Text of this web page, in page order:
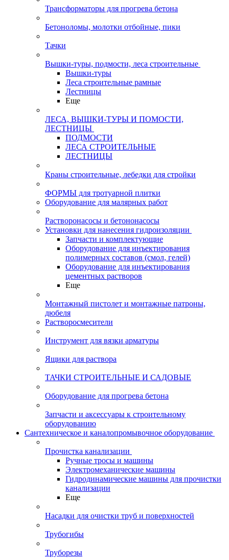
Трансформаторы для прогрева бетона
Бетоноломы, молотки отбойные, пики
Тачки
Вышки-туры, подмости, леса строительные
Вышки-туры
Леса строительные рамные
Лестницы
Еще
ЛЕСА, ВЫШКИ-ТУРЫ И ПОМОСТИ,
ЛЕСТНИЦЫ
ПОДМОСТИ
ЛЕСА СТРОИТЕЛЬНЫЕ
ЛЕСТНИЦЫ
Краны строительные, лебедки для стройки
ФОРМЫ для тротуарной плитки
Оборудование для малярных работ
Растворонасосы и бетононасосы
Установки для нанесения гидроизоляции
Запчасти и комплектующие
Оборудование для инъектирования
полимерных составов (смол, гелей)
Оборудование для инъектирования
цементных растворов
Еще
Монтажный пистолет и монтажные патроны,
дюбеля
Растворосмесители
Инструмент для вязки арматуры
Ящики для раствора
ТАЧКИ СТРОИТЕЛЬНЫЕ И САДОВЫЕ
Оборудование для прогрева бетона
Запчасти и аксессуары к строительному
оборудованию
Сантехническое и каналопромывочное оборудование
Прочистка канализации
Ручные тросы и машины
Электромеханические машины
Гидродинамические машины для прочистки
канализации
Еще
Насадки для очистки труб и поверхностей
Трубогибы
Труборезы